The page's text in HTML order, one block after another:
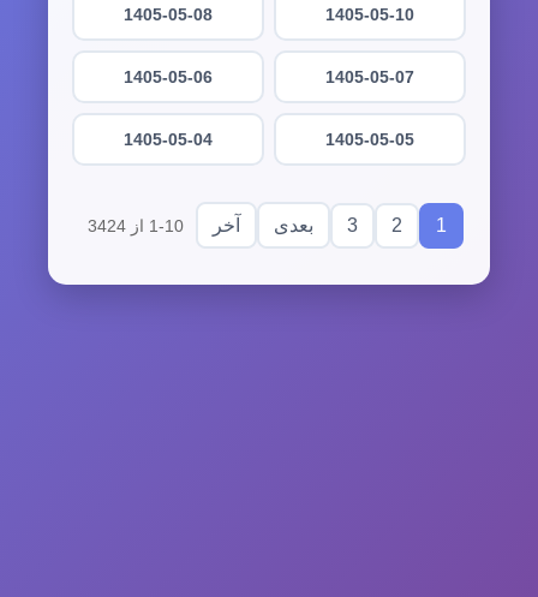
1405-05-10
1405-05-08
1405-05-07
1405-05-06
1405-05-05
1405-05-04
1
2
3 بعدی آخر 1-10 از 3424